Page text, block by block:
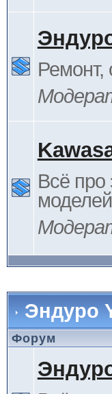
Ремонт,
Всё про
Эндуро
Форум